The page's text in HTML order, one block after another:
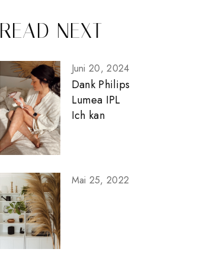
READ NEXT
Juni 20, 2024
Dank Philips
Lumea IPL
Ich kan
Mai 25, 2022